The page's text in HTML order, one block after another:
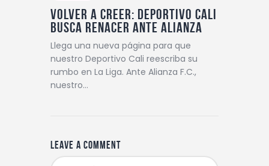
Volver a creer: Deportivo Cali
busca renacer ante Alianza
Llega una nueva página para que
nuestro Deportivo Cali reescriba su
rumbo en La Liga. Ante Alianza F.C.,
nuestro…
Leave a comment